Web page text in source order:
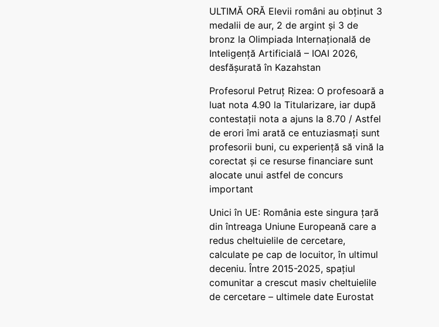
ULTIMĂ ORĂ Elevii români au obținut 3
medalii de aur, 2 de argint și 3 de
bronz la Olimpiada Internațională de
Inteligență Artificială – IOAI 2026,
desfășurată în Kazahstan
Profesorul Petruț Rizea: O profesoară a
luat nota 4.90 la Titularizare, iar după
contestații nota a ajuns la 8.70 / Astfel
de erori îmi arată ce entuziasmați sunt
profesorii buni, cu experiență să vină la
corectat și ce resurse financiare sunt
alocate unui astfel de concurs
important
Unici în UE: România este singura țară
din întreaga Uniune Europeană care a
redus cheltuielile de cercetare,
calculate pe cap de locuitor, în ultimul
deceniu. Între 2015-2025, spațiul
comunitar a crescut masiv cheltuielile
de cercetare – ultimele date Eurostat